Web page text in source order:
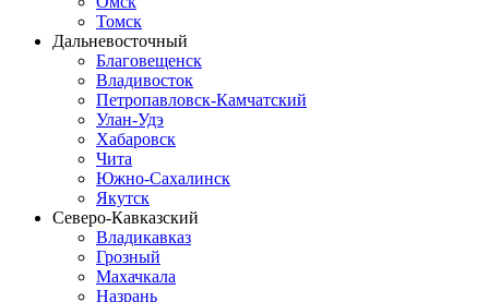
Томск
Дальневосточный
Благовещенск
Владивосток
Петропавловск-Камчатский
Улан-Удэ
Хабаровск
Чита
Южно-Сахалинск
Якутск
Северо-Кавказский
Владикавказ
Грозный
Махачкала
Назрань